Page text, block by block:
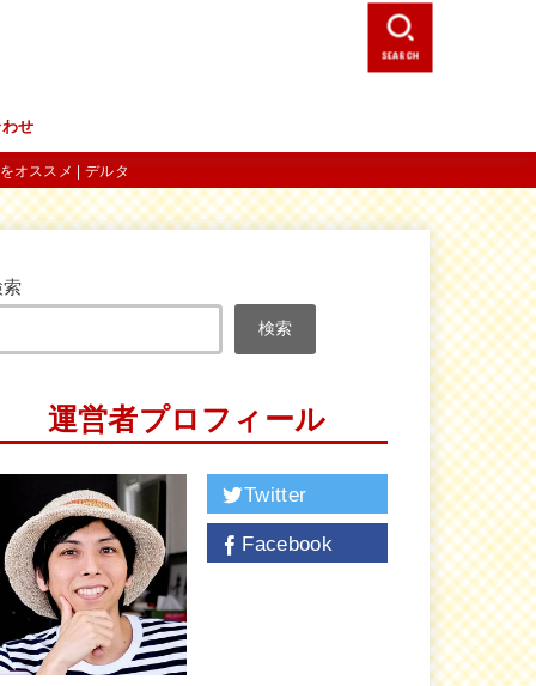
せ
SEARCH
オススメ | デルタ
索
検索
運営者プロフィール
Twitter
Facebook